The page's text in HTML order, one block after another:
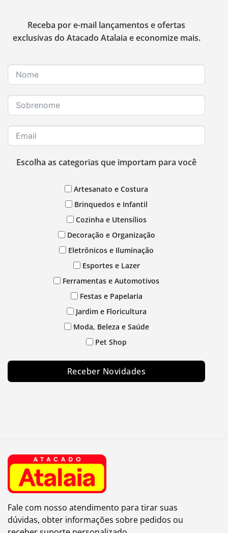
Receba por e-mail lançamentos e ofertas
exclusivas do Atacado Atalaia e economize mais.
Escolha as categorias que importam para você
Artesanato e Costura
Brinquedos e Infantil
Cozinha e Utensílios
Decoração e Organização
Eletrônicos e Iluminação
Esportes e Lazer
Ferramentas e Automotivos
Festas e Papelaria
Jardim e Floricultura
Moda, Beleza e Saúde
Pet Shop
Receber Novidades
Fale com nosso atendimento para tirar suas
dúvidas, obter informações sobre pedidos ou